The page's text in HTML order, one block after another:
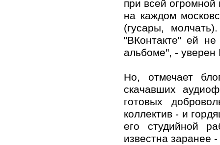
при всей
на каждом
(гусары,
"ВКонтакте" ей
альбоме", - уверен
Но, отмечает
скачавших
готовых
коллектив - и
его студийной
известна заранее